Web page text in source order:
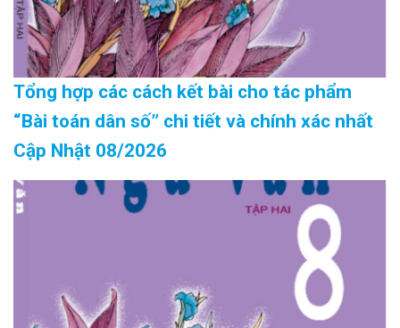
Tổng hợp các cách kết bài cho tác phẩm
“Bài toán dân số” chi tiết và chính xác nhất
Cập Nhật 08/2026